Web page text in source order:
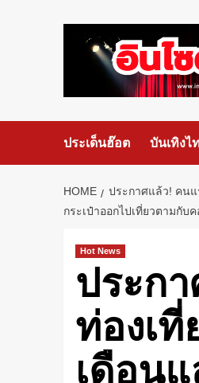
ประเด็นฮ๊อต บันเทิงไ
HOME
ประกาศแล้ว! คนแ
กระเป๋าออกไปเที่ยวตามกับ
Hot News
ประก
ท่องเที่
เดือน